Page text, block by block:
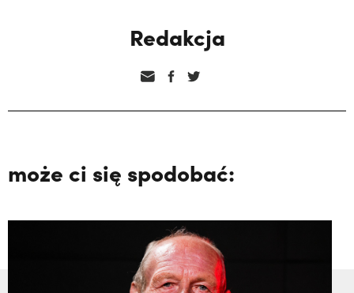
Redakcja
może ci się spodobać: